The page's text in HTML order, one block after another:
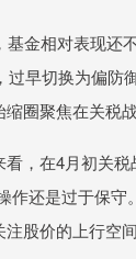
金相对表现还
早切换为偏
圈聚焦在关税
，在4月初关
作还是过于保
股价的上行空间